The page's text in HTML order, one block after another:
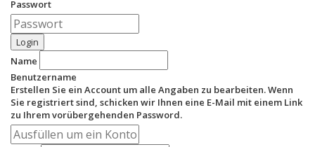
Passwort
Login
Name
Benutzername
Erstellen Sie ein Account um alle Angaben zu bearbeiten. Wenn
Sie registriert sind, schicken wir Ihnen eine E-Mail mit einem Link
zu Ihrem vorübergehenden Password.